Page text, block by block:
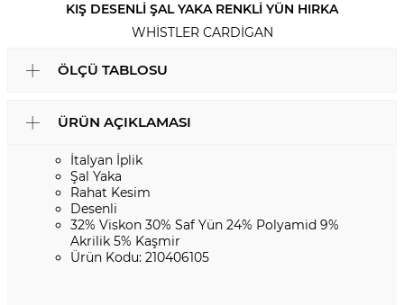
KIŞ DESENLI ŞAL YAKA RENKLI YÜN HIRKA
WHISTLER CARDIGAN
ÖLÇÜ TABLOSU
ÜRÜN AÇIKLAMASI
İtalyan İplik
Şal Yaka
Rahat Kesim
Desenli
32% Viskon 30% Saf Yün 24% Polyamid 9%
Akrilik 5% Kaşmir
Ürün Kodu: 210406105